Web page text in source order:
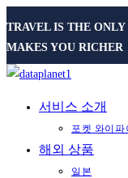
TRAVEL IS THE
MAKES YOU RICHER
서비스 소개
포켓 와이파
해외 상품
일본